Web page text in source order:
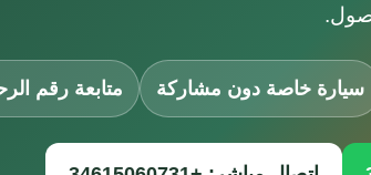
سيارة خاصة دون مشاركة متابعة رقم